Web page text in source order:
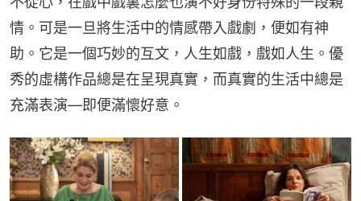
情。可是一旦將生活中的情感帶入戲劇，便如有神
助。它是一個巧妙的互文，人生如戲，戲如人生。優
秀的虛構作品總是在呈現真實，而真實的生活中總是
充滿表演—即便滿懷好意。